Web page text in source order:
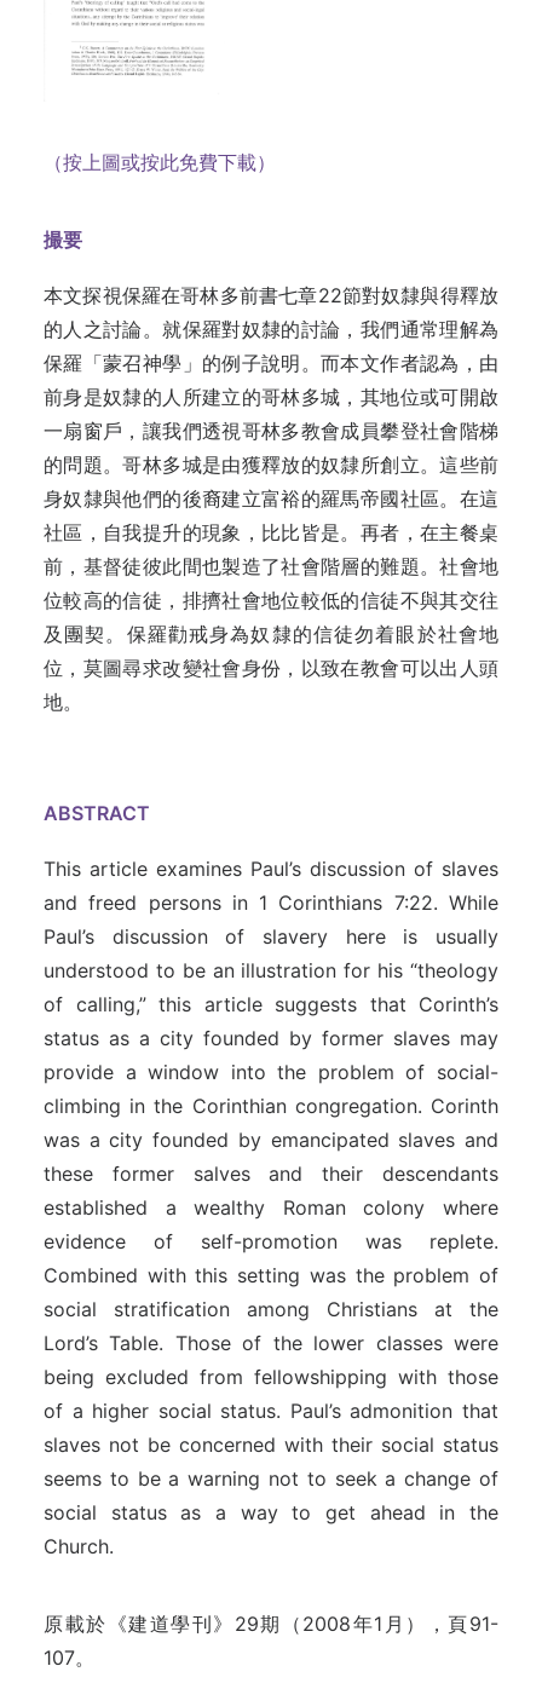
（按上圖或按此免費下載）
撮要
本文探視保羅在哥林多前書七章22節對奴隸與得釋放
的人之討論。就保羅對奴隸的討論，我們通常理解為
保羅「蒙召神學」的例子說明。而本文作者認為，由
前身是奴隸的人所建立的哥林多城，其地位或可開啟
一扇窗戶，讓我們透視哥林多教會成員攀登社會階梯
的問題。哥林多城是由獲釋放的奴隸所創立。這些前
身奴隸與他們的後裔建立富裕的羅馬帝國社區。在這
社區，自我提升的現象，比比皆是。再者，在主餐桌
前，基督徒彼此間也製造了社會階層的難題。社會地
位較高的信徒，排擠社會地位較低的信徒不與其交往
及團契。保羅勸戒身為奴隸的信徒勿着眼於社會地
位，莫圖尋求改變社會身份，以致在教會可以出人頭
地。
ABSTRACT
This article examines Paul’s discussion of slaves
and freed persons in 1 Corinthians 7:22. While
Paul’s discussion of slavery here is usually
understood to be an illustration for his “theology
of calling,” this article suggests that Corinth’s
status as a city founded by former slaves may
provide a window into the problem of social-
climbing in the Corinthian congregation. Corinth
was a city founded by emancipated slaves and
these former salves and their descendants
established a wealthy Roman colony where
evidence of self-promotion was replete.
Combined with this setting was the problem of
social stratification among Christians at the
Lord’s Table. Those of the lower classes were
being excluded from fellowshipping with those
of a higher social status. Paul’s admonition that
slaves not be concerned with their social status
seems to be a warning not to seek a change of
social status as a way to get ahead in the
Church.
原載於《建道學刊》29期（2008年1月），頁91-
107。